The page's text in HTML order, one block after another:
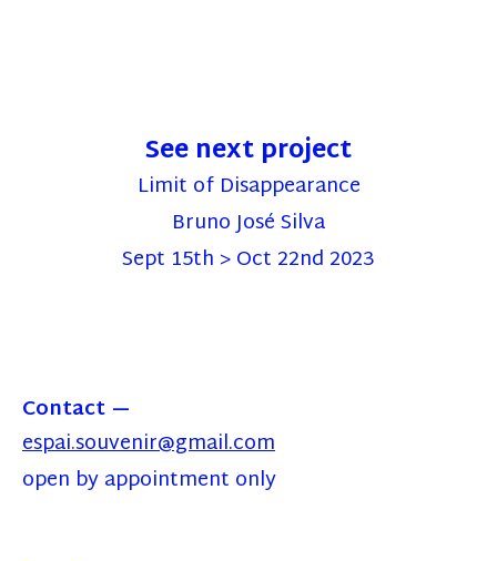
See next project
Limit of Disappearance
Bruno José Silva
Sept 15th > Oct 22nd 2023
Contact
espai.souvenir@gmail.com
open by appointment only